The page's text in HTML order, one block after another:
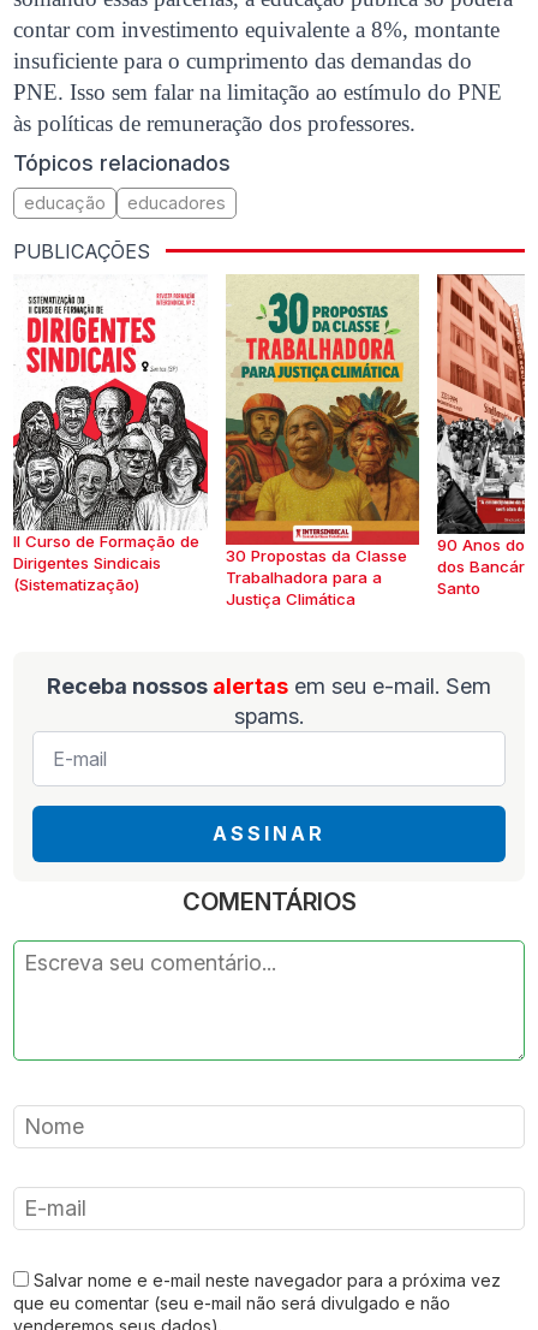
contar com investimento equivalente a 8%, montante
insuficiente para o cumprimento das demandas do
PNE. Isso sem falar na limitação ao estímulo do PNE
às políticas de remuneração dos professores.
Tópicos relacionados
educação educadores
PUBLICAÇÕES
II Curso de Formação de
Dirigentes Sindicais
(Sistematização)
30 Propostas da Classe
Trabalhadora para a
Justiça Climática
90 Anos do
dos
Santo
Receba nossos alertas em seu e-mail. Sem
spams.
E-
mail
ASSINAR
COMENTÁRIOS
Salvar nome e e-mail neste navegador para a próxima vez
que eu comentar (seu e-mail não será divulgado e não
venderemos seus dados).